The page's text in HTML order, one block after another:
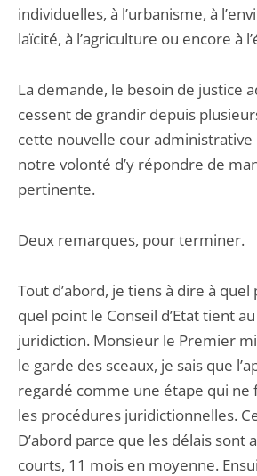
individuelles, à l’urbanisme, à
laïcité, à l’agriculture ou encore à
La demande, le besoin de justice
cessent de grandir depuis
cette nouvelle cour administrative
notre volonté d’y répondre de
pertinente.
Deux remarques, pour terminer.
Tout d’abord, je tiens à dire à quel
quel point le Conseil d’Etat tient
juridiction. Monsieur le Premier
le garde des sceaux, je sais que
regardé comme une étape qui ne
les procédures juridictionnelles.
D’abord parce que les délais sont
courts, 11 mois en moyenne.